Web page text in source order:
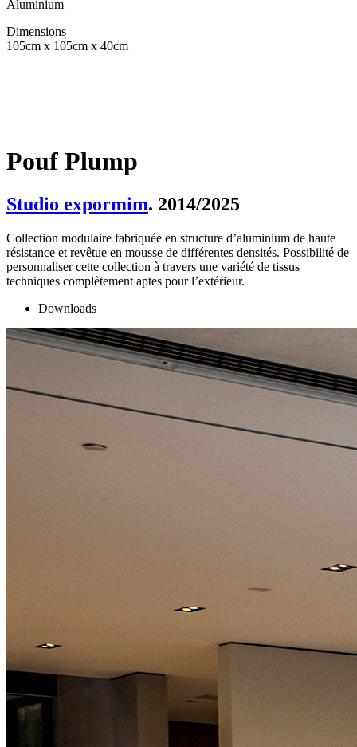
Aluminium
Dimensions
105cm x 105cm x 40cm
Pouf Plump
Studio expormim. 2014/2025
Collection modulaire fabriquée en structure d’aluminium de haute
résistance et revêtue en mousse de différentes densités. Possibilité de
personnaliser cette collection à travers une variété de tissus
techniques complètement aptes pour l’extérieur.
Downloads